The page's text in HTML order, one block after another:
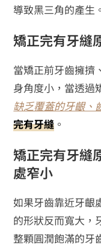
導致黑三角的產生。
矯正完有牙縫
當矯正前牙齒擁擠
身角度小，當透過
缺乏覆蓋的牙齦、
完有牙縫 。
矯正完有牙縫
處窄小
如果牙齒靠近牙齦
的形狀反而寬大，
整顆圓潤飽滿的牙